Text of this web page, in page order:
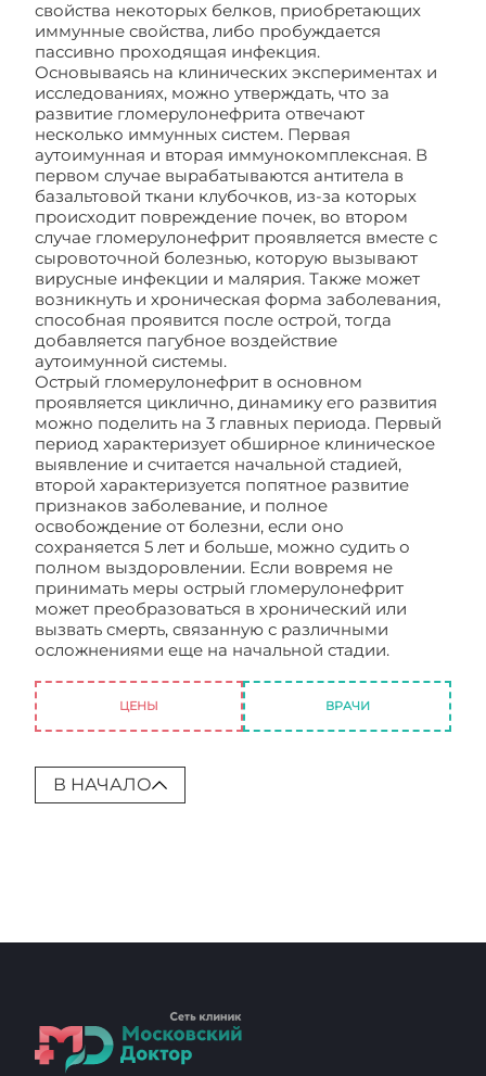
свойства некоторых белков, приобретающих
иммунные свойства, либо пробуждается
пассивно проходящая инфекция.
Основываясь на клинических экспериментах и
исследованиях, можно утверждать, что за
развитие гломерулонефрита отвечают
несколько иммунных систем. Первая
аутоимунная и вторая иммунокомплексная. В
первом случае вырабатываются антитела в
базальтовой ткани клубочков, из-за которых
происходит повреждение почек, во втором
случае гломерулонефрит проявляется вместе с
сыровоточной болезнью, которую вызывают
вирусные инфекции и малярия. Также может
возникнуть и хроническая форма заболевания,
способная проявится после острой, тогда
добавляется пагубное воздействие
аутоимунной системы.
Острый гломерулонефрит в основном
проявляется циклично, динамику его развития
можно поделить на 3 главных периода. Первый
период характеризует обширное клиническое
выявление и считается начальной стадией,
второй характеризуется попятное развитие
признаков заболевание, и полное
освобождение от болезни, если оно
сохраняется 5 лет и больше, можно судить о
полном выздоровлении. Если вовремя не
принимать меры острый гломерулонефрит
может преобразоваться в хронический или
вызвать смерть, связанную с различными
осложнениями еще на начальной стадии.
ЦЕНЫ ВРАЧИ
В НАЧАЛО